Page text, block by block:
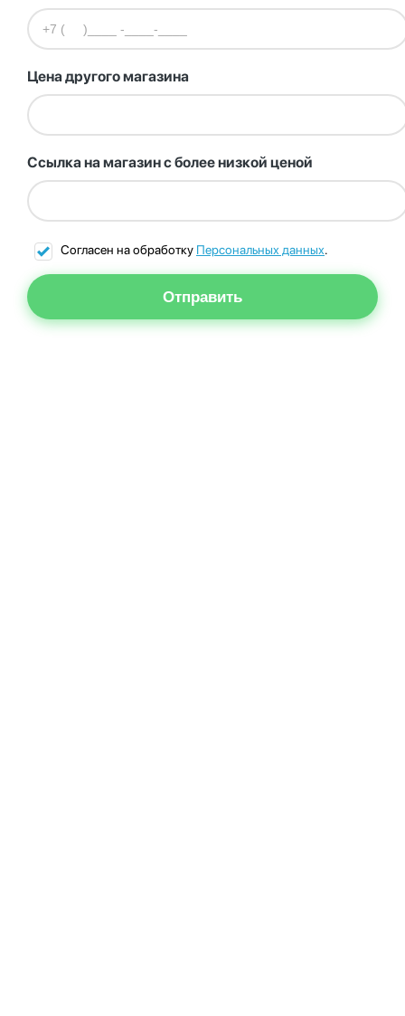
Цена другого магазина
Ссылка на магазин с более низкой ценой
Согласен на обработку Персональных данных.
Отправить